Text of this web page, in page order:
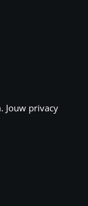
Jouw privacy